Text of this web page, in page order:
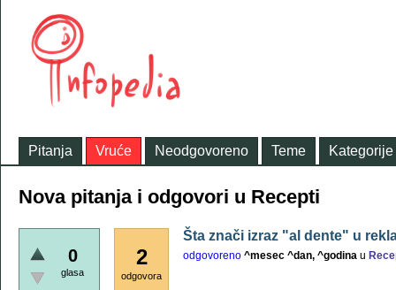
Pitanja Vruće Neodgovoreno Teme Kategorije
Nova pitanja i odgovori u Recepti
0
glasa
2
odgovora
Šta znači izraz "al dente" u
odgovoreno ^mesec ^dan, ^godina u